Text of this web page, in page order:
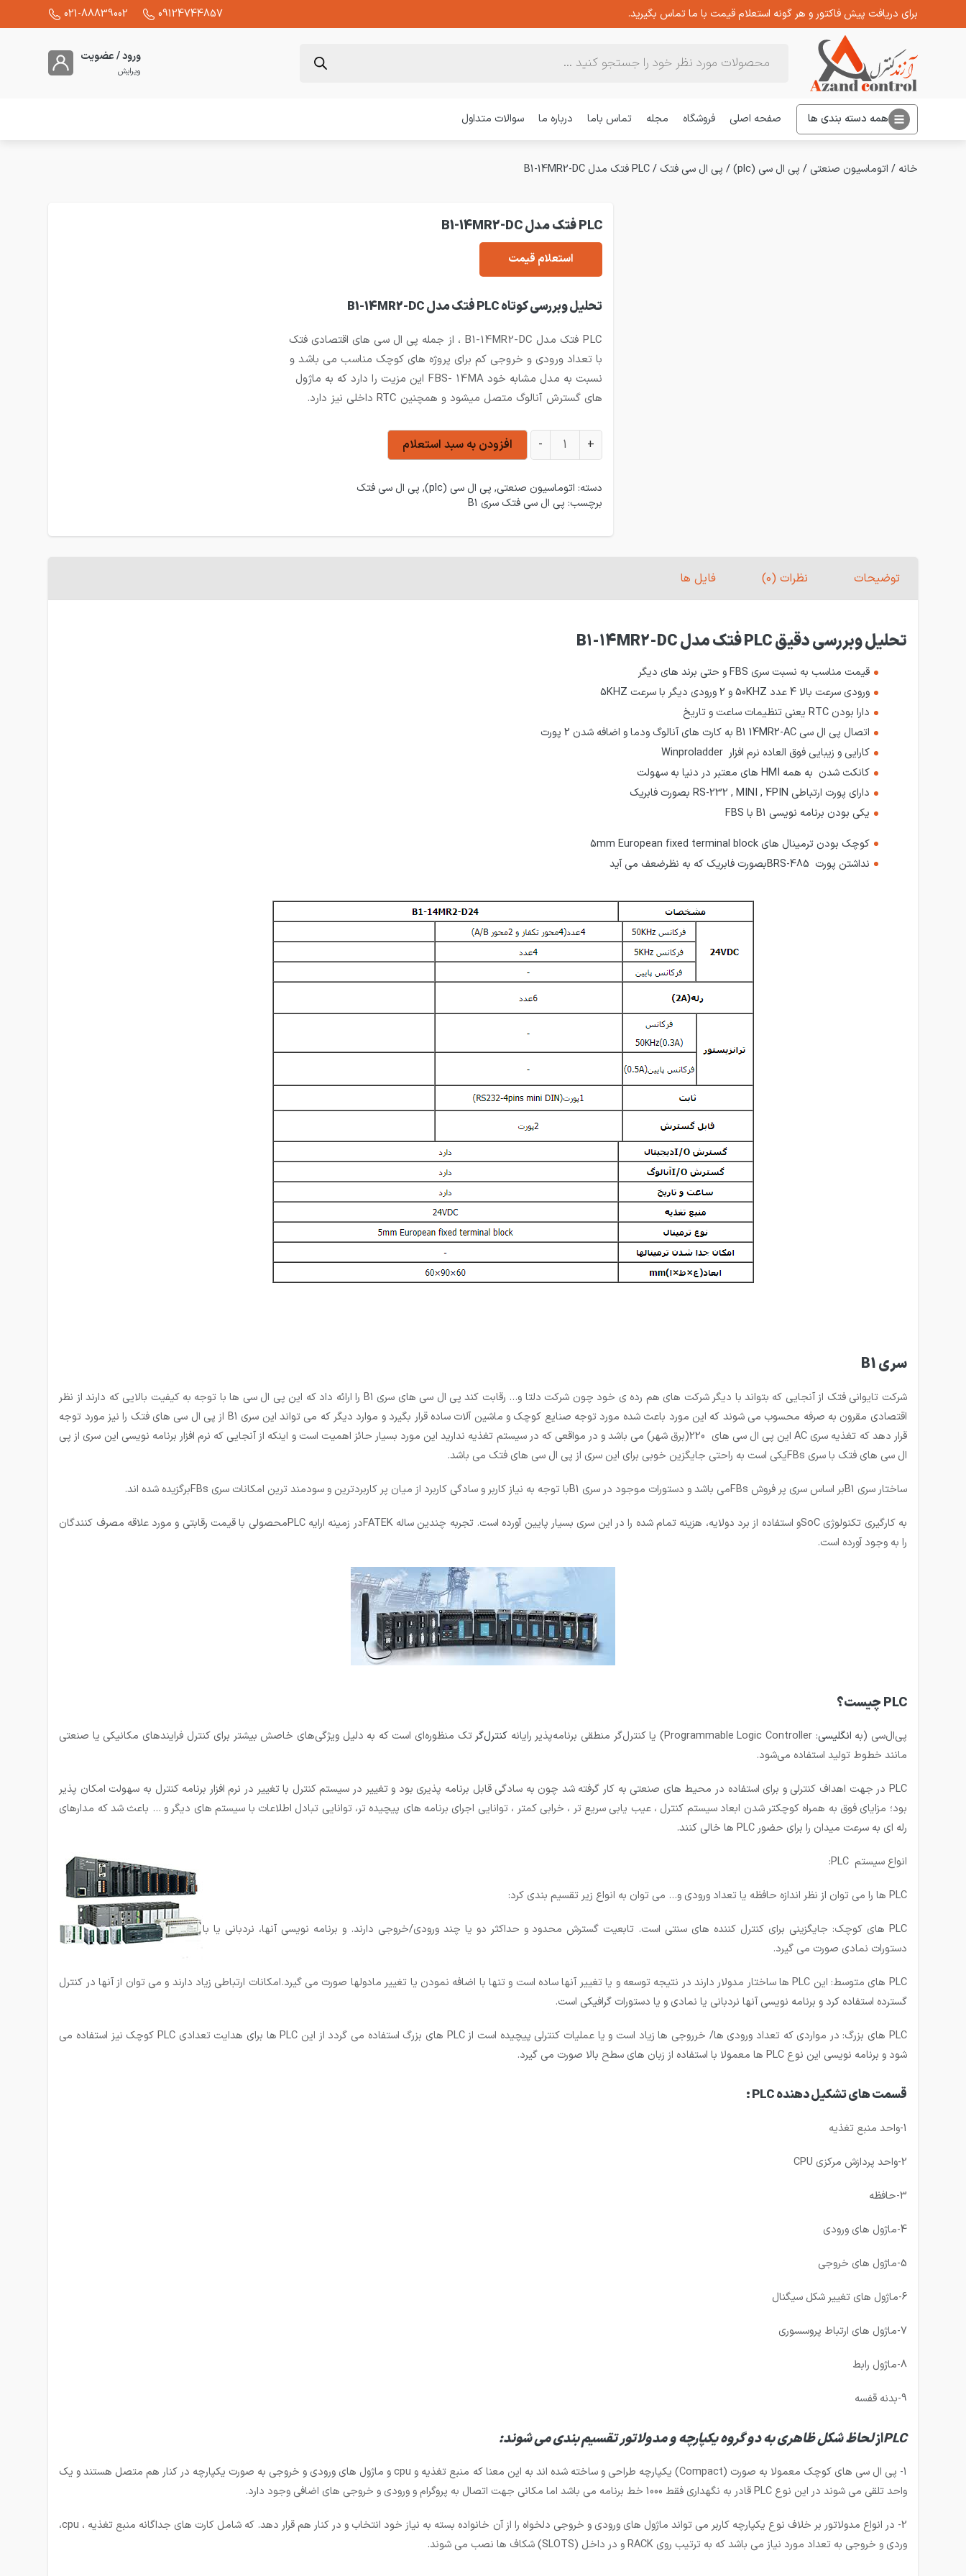
برای دریافت پیش فاکتور و هر گونه استعلام قیمت با ما تماس بگیرید. 09124744857
021-88839002
ورود / عضویت
ویرایش
همه دسته بندی ها صفحه اصلی فروشگاه مجله تماس باما درباره ما سوالات متداول
خانه / اتوماسیون صنعتی / پی ال سی (plc) / پی ال سی فتک /PLC فتک مدل B1-14MR2-DC
PLC فتک مدل B1-14MR2-DC
استعلام قیمت
تحلیل وبررسی کوتاه PLC فتک مدل B1-14MR2-DC
PLC فتک مدل B1-14MR2-DC ، از جمله پی ال سی های اقتصادی فتک
با تعداد ورودی و خروجی کم برای پروژه های کوچک مناسب می باشد و
نسبت به مدل مشابه خود FBS- 14MA این مزیت را دارد که به ماژول
های گسترش آنالوگ متصل میشود و همچنین RTC داخلی نیز دارد.
PLC فتک مدل B1-14MR2-DC عدد
+
- افزودن به سبد استعلام
دسته: اتوماسیون صنعتی, پی ال سی (plc) , پی ال سی فتک
برچسب: پی ال سی فتک سری B1
توضیحات نظرات (0) فایل ها
تحلیل وبررسی دقیق PLC فتک مدل B1-14MR2-DC
قیمت مناسب به نسبت سری FBSو حتی برند های دیگر
ورودی سرعت بالا 4 عدد
50KHZو 2 ورودی دیگر با سرعت
5KHZ
دارا بودنRTC یعنی تنظیمات ساعت و تاریخ
اتصال پی ال سیB1 14MR2-AC به کارت های آنالوگ ودما و اضافه شدن 2 پورت
کارایی و زیبایی فوق العاده نرم افزار Winproladder
کانکت شدن به همه HMI های معتبر در دنیا به سهولت
دارای پورت ارتباطی RS-232 , MINI , 4PIN بصورت فابریک
یکی بودن برنامه نویسی B1 با FBS
کوچک بودن ترمینال های5mm European fixed terminal block
نداشتن پورت
بصورت فابریک که به نظرضعف می آید
سری B1
شرکت تایوانی فتک از آنجایی که بتواند با دیگر شرکت های هم رده ی خود چون شرکت دلتا و… رقابت کند پی ال سی های سری B1 را ارائه داد که این پی ال سی ها با توجه به کیفیت بالایی که دارند از نظر
اقتصادی مقرون به صرفه محسوب می شوند که این مورد باعث شده مورد توجه صنایع کوچک و ماشین آلات ساده قرار بگیرد و موارد دیگر که می تواند این سری B1 از پی ال سی های فتک را نیز مورد توجه
قرار دهد که تغذیه سری AC این پی ال سی های 220(برق شهر) می باشد و در مواقعی که در سیستم تغذیه ندارید این مورد بسیار حائز اهمیت است و اینکه از آنجایی که نرم افزار برنامه نویسی این سری از پی
ال سی های فتک با سری FBsیکی است به راحتی جایگزین خوبی برای این سری از پی ال سی های فتک می باشد.
ساختار سری B1بر اساس سری پر فروش FBsمی باشد و دستورات موجود در سری B1با توجه به نیاز کاربر و سادگی کاربرد از میان پر کاربردترین و سودمند ترین امکانات سری FBsبرگزیده شده اند.
به کارگیری تکنولوژیSoCو استفاده از برد دولایه، هزینه تمام شده را در این سری بسیار پایین آورده است. تجربه چندین سالهFATEKدر زمینه ارایهPLCمحصولی با قیمت رقابتی و مورد علاقه مصرف کنندگان
را به وجود آورده است.
PLC چیست؟
پی‌ال‌سی (به انگلیسی:
Programmable Logic Controller) یا کنترل‌گر منطقی برنامه‌پذیر رایانه کنترل‌گر تک منظوره‌ای است که به دلیل ویژگی‌های خاصش بیشتر برای کنترل فرایندهای مکانیکی یا صنعتی
مانند خطوط تولید استفاده می‌شود.
PLC در جهت اهداف کنترلی و برای استفاده در محیط های صنعتی به کار گرفته شد چون به سادگی قابل برنامه پذیری بود و تغییر در سیستم کنترل با تغییر در نرم افزار برنامه کنترل به سهولت امکان پذیر
بود؛ مزایای فوق به همراه کوچکتر شدن ابعاد سیستم کنترل ، عیب یابی سریع تر ، خرابی کمتر ، توانایی اجرای برنامه های پیچیده تر، توانایی تبادل اطلاعات با سیستم های دیگر و … باعث شد که مدارهای
رله ای به سرعت میدان را برای حضور PLC ها خالی کنند.
انواع سیستم PLC:
PLC ها را می توان از نظر اندازه حافظه یا تعداد ورودی و… می توان به انواع زیر تقسیم بندی کرد:
PLC های کوچک: جایگزینی برای کنترل کننده های سنتی است. تابعیت گسترش محدود و حداکثر دو یا چند ورودی/خروجی دارند. و برنامه نویسی آنها، نردبانی یا با
دستورات نمادی صورت می گیرد.
PLC های متوسط: این PLC ها ساختار مدولار دارند در نتیجه توسعه و یا تغییر آنها ساده است و تنها با اضافه نمودن یا تغییر مادولها صورت می گیرد.امکانات ارتباطی زیاد دارند و می توان از آنها در کنترل
گسترده استفاده کرد و برنامه نویسی آنها نردبانی یا نمادی و یا دستورات گرافیکی است.
PLC های بزرگ: در مواردی که تعداد ورودی ها/ خرروجی ها زیاد است و یا عملیات کنترلی پیچیده است از PLC های بزرگ استفاده می گردد از این PLC ها برای هدایت تعدادی PLC کوچک نیز استفاده می
شود و برنامه نویسی این نوع PLC ها معمولا با استفاده از زبان های سطح بالا صورت می گیرد.
قسمت های تشکیل دهنده PLC :
1-واحد منبع تغذیه
2-واحد پردازش مرکزی CPU
3-حافظه
4-ماژول های ورودی
5-ماژول های خروجی
6-ماژول های تغییر شکل سیگنال
7-ماژول های ارتباط پروسسوری
8-ماژول رابط
9-بدنه قفسه
PLCازلحاظ شکل ظاهری به دو گروه یکپارچه و مدولاتور تقسیم بندی می شوند:
1- پی ال سی های کوچک معمولا به صورت (Compact) یکپارچه طراحی و ساخته شده اند به این معنا که منبع تغذیه و cpu و ماژول های ورودی و خروجی به صورت یکپارچه در کنار هم متصل هستند و یک
واحد تلقی می شوند در این نوع PLC قادر به نگهداری فقط 1000 خط برنامه می باشد اما مکانی جهت اتصال به پروگرام و ورودی و خروجی های اضافی وجود دارد.
2- در انواع مدولاتور بر خلاف نوع یکپارچه کاربر می تواند ماژول های ورودی و خروجی دلخواه را از آن خانواده بسته به نیاز خود انتخاب و در کنار هم قرار دهد. که شامل کارت های جداگانه منبع تغذیه ، cpu،
وردی و خروجی به تعداد مورد نیاز می باشد که به ترتیب روی RACK و در داخل (SLOTS) شکاف ها نصب می شوند.